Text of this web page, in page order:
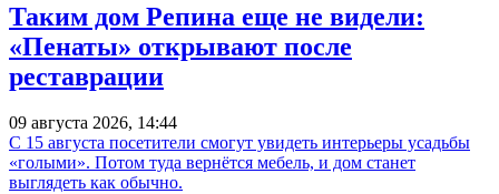
Таким дом Репина еще не видели:
«Пенаты» открывают после
реставрации
09 августа 2026, 14:44
С 15 августа посетители смогут увидеть интерьеры усадьбы
«голыми». Потом туда вернётся мебель, и дом станет
выглядеть как обычно.